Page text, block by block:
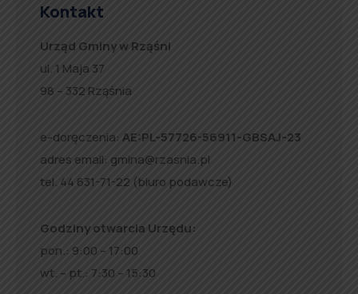
Kontakt
Urząd Gminy w Rząśni
ul. 1 Maja 37
98 – 332 Rząśnia
e-doręczenia: AE:PL-57726-56911-GBSAJ-23
adres email: gmina@rzasnia.pl
tel. 44 631-71-22 (biuro podawcze)
Godziny otwarcia Urzędu:
pon.: 9:00 – 17:00
wt. – pt.: 7:30 – 15:30